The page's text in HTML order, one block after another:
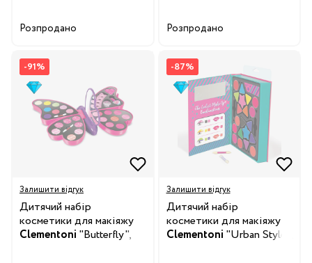
Розпродано Розпродано
-91%
Залишити відгук
Дитячий набір
косметики для макіяжу
Clementoni "Butterfly",
-87%
Залишити відгук
Дитячий набір
косметики для макіяжу
Clementoni "Urban Style",